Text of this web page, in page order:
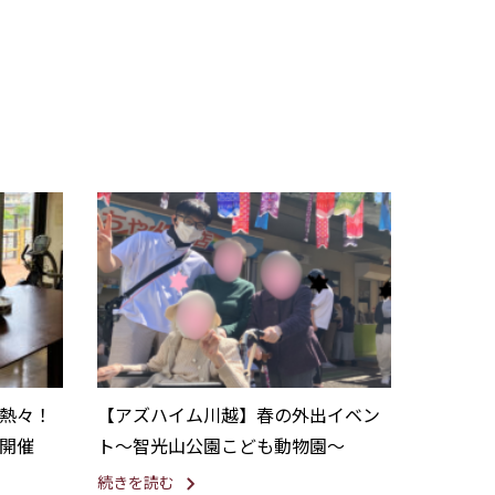
々！
催
【アズハイム川越】春の外出イベン
ト～智光山公園こども動物園～
続きを読む